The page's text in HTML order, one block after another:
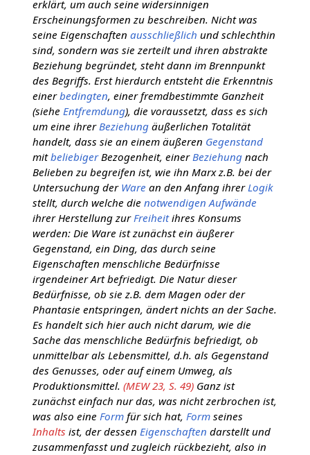
erklärt, um auch seine widersinnigen
Erscheinungsformen zu beschreiben. Nicht was
seine Eigenschaften ausschließlich und schlechthin
sind, sondern was sie zerteilt und ihren abstrakte
Beziehung begründet, steht dann im Brennpunkt
des Begriffs. Erst hierdurch entsteht die Erkenntnis
einerbedingten, einer fremdbestimmte Ganzheit
(siehe Entfremdung), die voraussetzt, dass es sich
um eine ihrer Beziehungäußerlichen Totalität
handelt, dass sie an einem äußeren Gegenstand
mitbeliebigerBezogenheit, einer Beziehungnach
Belieben zu begreifen ist, wie ihn Marx z.B. bei der
Untersuchung der Ware an den Anfang ihrer Logik
stellt, durch welche die notwendigen Aufwände
ihrer Herstellung zur Freiheitihres Konsums
werden: Die Ware ist zunächst ein äußerer
Gegenstand, ein Ding, das durch seine
Eigenschaften menschliche Bedürfnisse
irgendeiner Art befriedigt. Die Natur dieser
Bedürfnisse, ob sie z.B. dem Magen oder der
Phantasie entspringen, ändert nichts an der Sache.
Es handelt sich hier auch nicht darum, wie die
Sache das menschliche Bedürfnis befriedigt, ob
unmittelbar als Lebensmittel, d.h. als Gegenstand
des Genusses, oder auf einem Umweg, als
Produktionsmittel. (MEW 23, S. 49)Ganz ist
zunächst einfach nur das, was nicht zerbrochen ist,
was also eine Formfür sich hat, Formseines
Inhalts ist, der dessen Eigenschaften darstellt und
zusammenfasst und zugleich rückbezieht, also in